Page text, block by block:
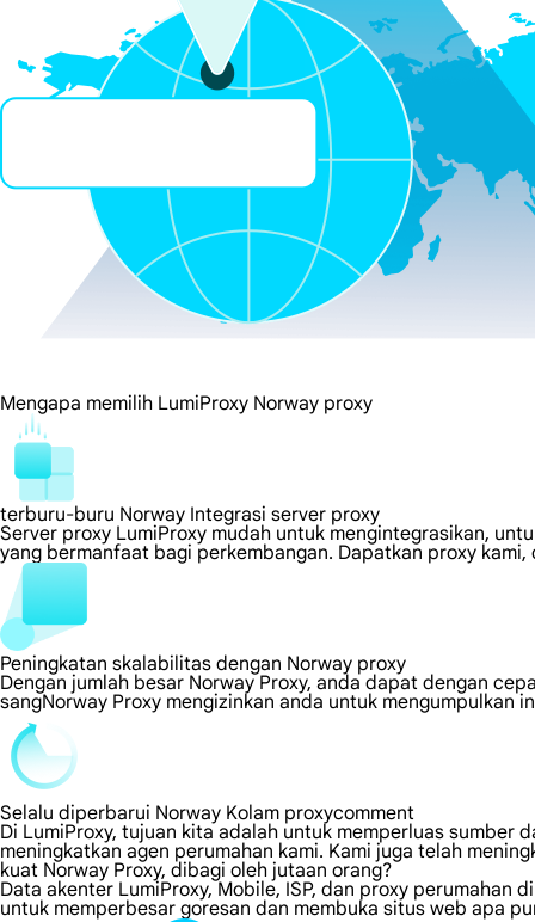
Mengapa memilih LumiProxy Norway proxy
terburu-buru Norway Integrasi server proxy
Server proxy LumiProxy mudah untuk mengintegrasikan,
yang bermanfaat bagi perkembangan. Dapatkan proxy
Peningkatan skalabilitas dengan Norway proxy
Dengan jumlah besar Norway Proxy, anda dapat dengan
sangNorway Proxy mengizinkan anda untuk
Selalu diperbarui Norway Kolam proxycomment
Di LumiProxy, tujuan kita adalah untuk memperluas sumber
meningkatkan agen perumahan kami. Kami juga telah
kuat Norway Proxy, dibagi oleh jutaan orang?
Data akenter LumiProxy, Mobile, ISP, dan proxy
untuk memperbesar goresan dan membuka situs web apa